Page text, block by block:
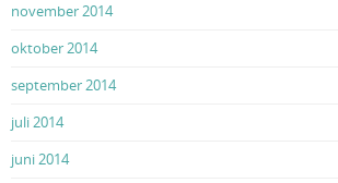
november 2014
oktober 2014
september 2014
juli 2014
juni 2014